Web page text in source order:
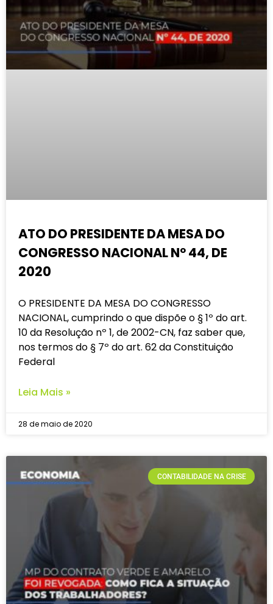
ATO DO PRESIDENTE DA MESA DO
CONGRESSO NACIONAL Nº 44, DE
2020
O PRESIDENTE DA MESA DO CONGRESSO
NACIONAL, cumprindo o que dispõe o § 1º do art.
10 da Resolução nº 1, de 2002-CN, faz saber que,
nos termos do § 7º do art. 62 da Constituição
Federal
Leia Mais »
28 de maio de 2020
CONTABILIDADE NA CRISE